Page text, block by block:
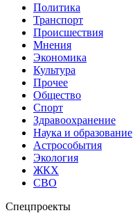
Политика
Транспорт
Происшествия
Мнения
Экономика
Культура
Прочее
Общество
Спорт
Здравоохранение
Наука и образование
Астрособытия
Экология
ЖКХ
СВО
Спецпроекты